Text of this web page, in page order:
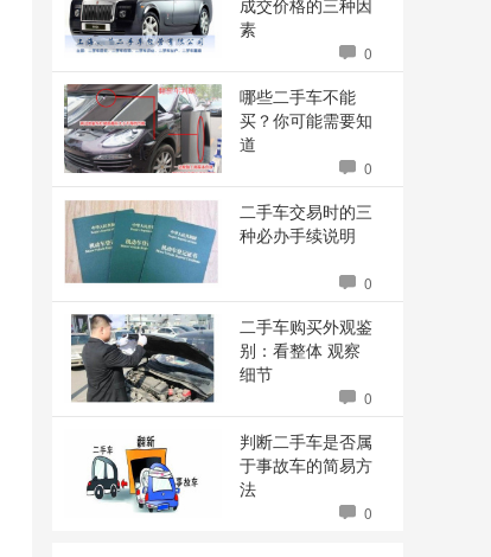
成交价格的三种因
素
0
哪些二手车不能
买？你可能需要知
道
0
二手车交易时的三
种必办手续说明
0
二手车购买外观鉴
别：看整体 观察
细节
0
判断二手车是否属
于事故车的简易方
法
0